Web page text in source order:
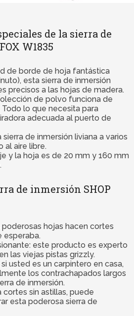
de la sierra de
W1835
de borde de hoja fantástica
esta sierra de inmersión
precisos a las hojas de madera.
de polvo funciona de
lo que necesita para
adecuada al puerto de
de inmersión liviana a varios
al aire libre.
y la hoja es de 20 mm y 160 mm
de inmersión SHOP
poderosas hojas hacen cortes
esperaba.
este producto es experto
las viejas pistas grizzly.
usted es un carpintero en casa,
los contrachapados largos
de inmersión.
cortes sin astillas, puede
esta poderosa sierra de